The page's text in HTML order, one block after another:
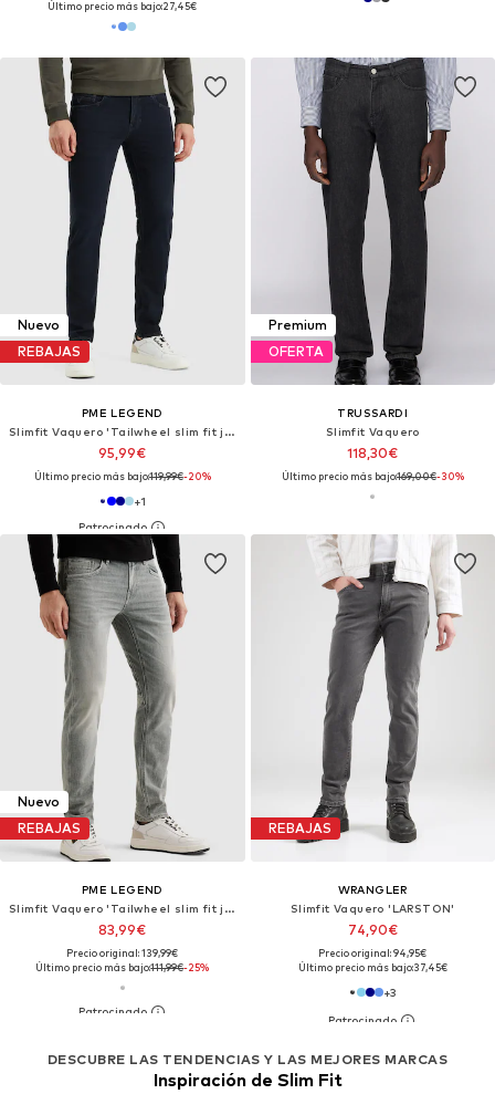
Último precio más bajo:27,45€
Nuevo
REBAJAS
PME LEGEND
Slimfit Vaquero 'Tailwheel slim fit jeans'
95,99€
Último precio más bajo:119,99€-20%
+1
Premium
OFERTA
TRUSSARDI
Slimfit Vaquero
118,30€
Último precio más bajo:169,00€-30%
Nuevo
REBAJAS
PME LEGEND
Slimfit Vaquero 'Tailwheel slim fit jeans'
83,99€
Precio original: 139,99€
Último precio más bajo:111,99€-25%
REBAJAS
WRANGLER
Slimfit Vaquero 'LARSTON'
74,90€
Precio original: 94,95€
Último precio más bajo:37,45€
+3
DESCUBRE LAS TENDENCIAS Y LAS MEJORES MARCAS
Inspiración de Slim Fit